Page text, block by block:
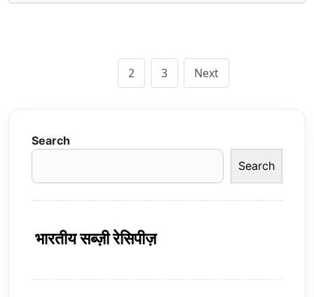
Posts
pagination
2 3 Next
Search
Search
भारतीय सब्ज़ी रेसिपीज़